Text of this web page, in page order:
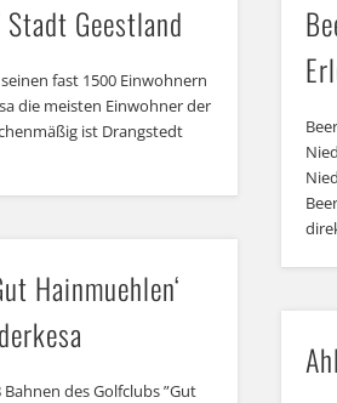
Geestland
fast 1500 Einwohnern
die meisten Einwohner der
ist Drangstedt
Hainmuehlen‘
des Golfclubs ”Gut